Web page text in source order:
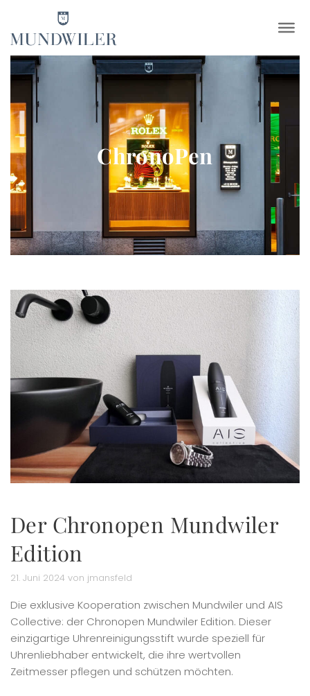
×
ChronoPen
Der Chronopen Mundwiler
Edition
21. Juni 2024 von jmansfeld
Die exklusive Kooperation zwischen Mundwiler und AIS
Collective: der Chronopen Mundwiler Edition. Dieser
einzigartige Uhrenreinigungsstift wurde speziell für
Uhrenliebhaber entwickelt, die ihre wertvollen
Zeitmesser pflegen und schützen möchten.